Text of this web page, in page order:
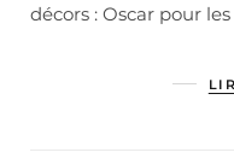
décors : Oscar pour